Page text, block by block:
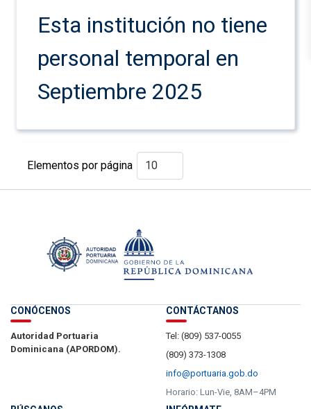
Esta institución no tiene
personal temporal en
Septiembre 2025
Elementos por página
CONÓCENOS
Autoridad Portuaria
Dominicana (APORDOM).
CONTÁCTANOS
Tel: (809) 537-0055
(809) 373-1308
info@portuaria.gob.do
Horario: Lun-Vie, 8AM–4PM